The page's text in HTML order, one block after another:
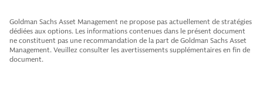
Goldman Sachs Asset Management ne propose pas actuellement de stratégies
dédiées aux options. Les informations contenues dans le présent document
ne constituent pas une recommandation de la part de Goldman Sachs Asset
Management. Veuillez consulter les avertissements supplémentaires en fin de
document.